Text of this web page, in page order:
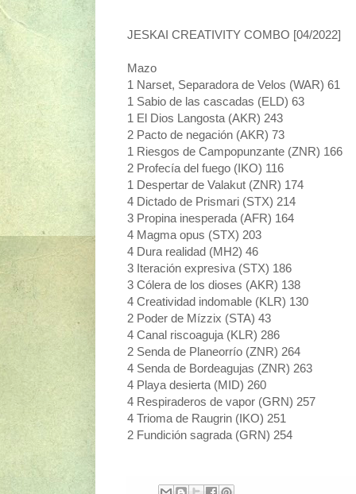
JESKAI CREATIVITY COMBO [04/2022]
Mazo
1 Narset, Separadora de Velos (WAR) 61
1 Sabio de las cascadas (ELD) 63
1 El Dios Langosta (AKR) 243
2 Pacto de negación (AKR) 73
1 Riesgos de Campopunzante (ZNR) 166
2 Profecía del fuego (IKO) 116
1 Despertar de Valakut (ZNR) 174
4 Dictado de Prismari (STX) 214
3 Propina inesperada (AFR) 164
4 Magma opus (STX) 203
4 Dura realidad (MH2) 46
3 Iteración expresiva (STX) 186
3 Cólera de los dioses (AKR) 138
4 Creatividad indomable (KLR) 130
2 Poder de Mízzix (STA) 43
4 Canal riscoaguja (KLR) 286
2 Senda de Planeorrío (ZNR) 264
4 Senda de Bordeagujas (ZNR) 263
4 Playa desierta (MID) 260
4 Respiraderos de vapor (GRN) 257
4 Trioma de Raugrin (IKO) 251
2 Fundición sagrada (GRN) 254